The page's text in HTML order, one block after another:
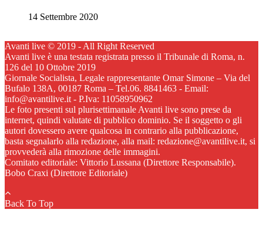
14 Settembre 2020
Avanti live © 2019 - All Right Reserved
Avanti live è una testata registrata presso il Tribunale di Roma, n.
126 del 10 Ottobre 2019
Giornale Socialista, Legale rappresentante Omar Simone – Via del
Bufalo 138A, 00187 Roma – Tel.06. 8841463 - Email:
info@avantilive.it - P.Iva: 11058950962
Le foto presenti sul plurisettimanale Avanti live sono prese da
internet, quindi valutate di pubblico dominio. Se il soggetto o gli
autori dovessero avere qualcosa in contrario alla pubblicazione,
basta segnalarlo alla redazione, alla mail: redazione@avantilive.it, si
provvederà alla rimozione delle immagini.
Comitato editoriale: Vittorio Lussana (Direttore Responsabile).
Bobo Craxi (Direttore Editoriale)
Back To Top